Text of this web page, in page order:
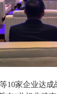
家企业达成